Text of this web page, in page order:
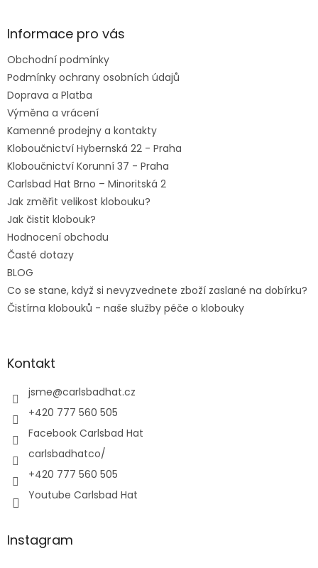
aInformace pro vás
Obchodní podmínky
Podmínky ochrany osobních údajů
Doprava a Platba
Výměna a vrácení
Kamenné prodejny a kontakty
Kloboučnictví Hybernská 22 - Praha
Kloboučnictví Korunní 37 - Praha
Carlsbad Hat Brno – Minoritská 2
Jak změřit velikost klobouku?
Jak čistit klobouk?
Hodnocení obchodu
Časté dotazy
BLOG
Co se stane, když si nevyzvednete zboží zaslané na dobírku?
Čistírna klobouků - naše služby péče o klobouky
Kontakt
jsme@carlsbadhat.cz
+420 777 560 505
Facebook Carlsbad Hat
carlsbadhatco/
+420 777 560 505
Youtube Carlsbad Hat
Instagram